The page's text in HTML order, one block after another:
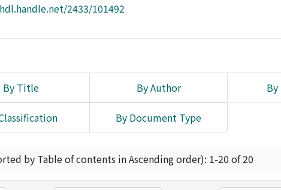
2433/101492
By Title By Author By
By Document Type
by Table of contents in Ascending order): 1-20 of 20